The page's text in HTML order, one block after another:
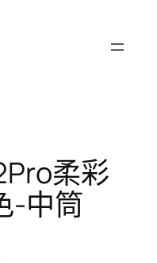
柔彩
-中筒